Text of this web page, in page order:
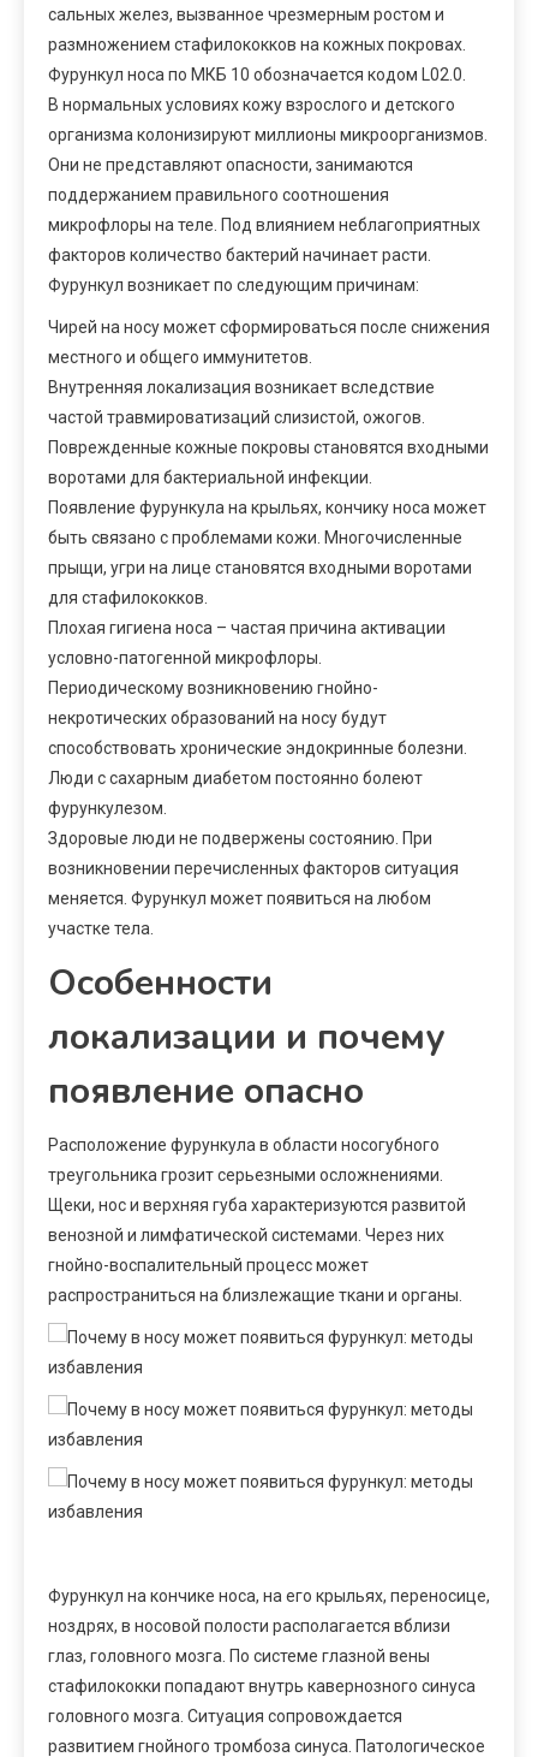
сальных желез, вызванное чрезмерным ростом и
размножением стафилококков на кожных покровах.
Фурункул носа по МКБ 10 обозначается кодом L02.0.
В нормальных условиях кожу взрослого и детского
организма колонизируют миллионы микроорганизмов.
Они не представляют опасности, занимаются
поддержанием правильного соотношения
микрофлоры на теле. Под влиянием неблагоприятных
факторов количество бактерий начинает расти.
Фурункул возникает по следующим причинам:
Чирей на носу может сформироваться после снижения
местного и общего иммунитетов.
Внутренняя локализация возникает вследствие
частой травмироватизаций слизистой, ожогов.
Поврежденные кожные покровы становятся входными
воротами для бактериальной инфекции.
Появление фурункула на крыльях, кончику носа может
быть связано с проблемами кожи. Многочисленные
прыщи, угри на лице становятся входными воротами
для стафилококков.
Плохая гигиена носа – частая причина активации
условно-патогенной микрофлоры.
Периодическому возникновению гнойно-
некротических образований на носу будут
способствовать хронические эндокринные болезни.
Люди с сахарным диабетом постоянно болеют
фурункулезом.
Здоровые люди не подвержены состоянию. При
возникновении перечисленных факторов ситуация
меняется. Фурункул может появиться на любом
участке тела.
Особенности
локализации и почему
появление опасно
Расположение фурункула в области носогубного
треугольника грозит серьезными осложнениями.
Щеки, нос и верхняя губа характеризуются развитой
венозной и лимфатической системами. Через них
гнойно-воспалительный процесс может
распространиться на близлежащие ткани и органы.
Фурункул на кончике носа, на его крыльях, переносице,
ноздрях, в носовой полости располагается вблизи
глаз, головного мозга. По системе глазной вены
стафилококки попадают внутрь кавернозного синуса
головного мозга. Ситуация сопровождается
развитием гнойного тромбоза синуса. Патологическое